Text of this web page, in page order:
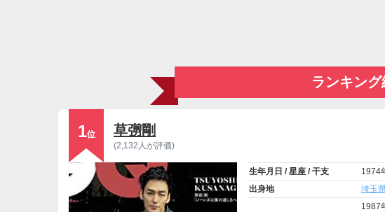
ランキング
1位 草彅剛
(2,132人が評価)
生年月日 / 星座 / 干支 1974
出身地
埼玉
1987